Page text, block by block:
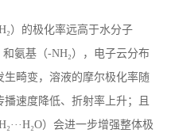
₂）的极化率远高于水分子
和氨基（-NH₂），电子云分布
生畸变，溶液的摩尔极化率随
速度降低、折射率上升；且
₂···H₂O）会进一步增强整体极